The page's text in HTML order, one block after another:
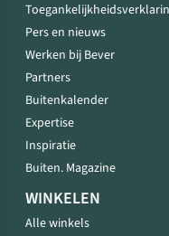
Pers en nieuws
Werken bij Bever
Partners
Buitenkalender
Expertise
Inspiratie
Buiten. Magazine
WINKELEN
Alle winkels